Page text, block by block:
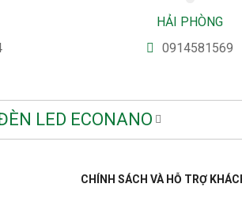
HẢI PHÒNG
0914581569
LED ECONANO
CHÍNH SÁCH VÀ HỖ TRỢ